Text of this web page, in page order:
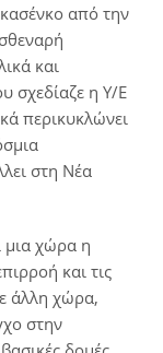
από την
και
σχεδίαζε η Υ/Ε
περικυκλώνει
στη Νέα
μια χώρα η
και τις
άλλη χώρα,
στην